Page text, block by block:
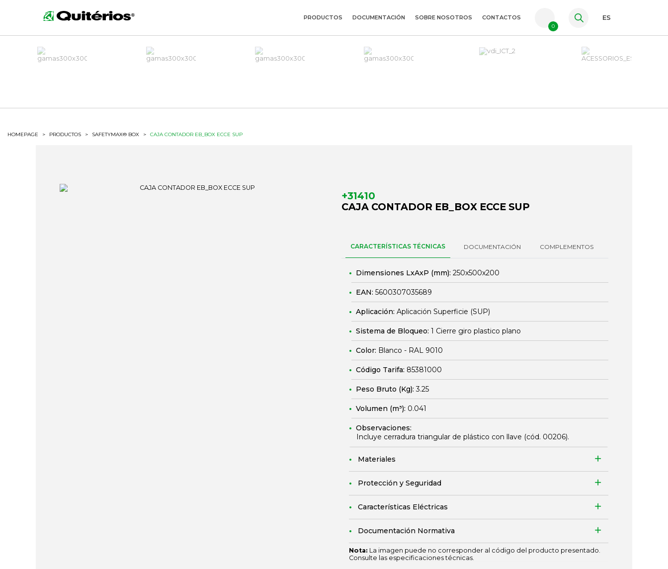
FR
PRODUCTOS DOCUMENTACIÓN SOBRE NOSOTROS CONTACTOS
0
ES
HOMEPAGE > PRODUCTOS > SAFETYMAX® BOX > CAJA CONTADOR EB_BOX ECCE SUP
+31410
CAJA CONTADOR EB_BOX ECCE SUP
CARACTERÍSTICAS TÉCNICAS DOCUMENTACIÓN COMPLEMENTOS
Dimensiones LxAxP (mm): 250x500x200
EAN: 5600307035689
Aplicación: Aplicación Superficie (SUP)
Sistema de Bloqueo: 1 Cierre giro plastico plano
Color: Blanco - RAL 9010
Código Tarifa: 85381000
Peso Bruto (Kg):3.25
Volumen (m³): 0.041
Observaciones:
Incluye cerradura triangular de plástico con llave (cód. 00206).
Materiales
Protección y Seguridad
Características Eléctricas
Documentación Normativa
Nota: La imagen puede no corresponder al código del producto presentado.
Consulte las especificaciones técnicas.